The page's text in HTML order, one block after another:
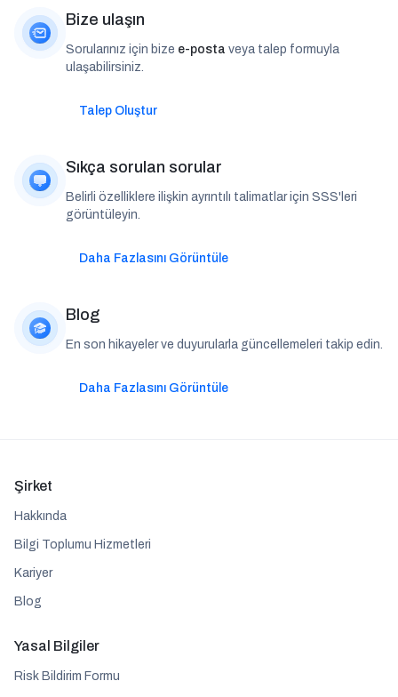
Bize ulaşın
Sorularınız için bize e-posta veya talep formuyla
ulaşabilirsiniz.
Talep Oluştur
Sıkça sorulan sorular
Belirli özelliklere ilişkin ayrıntılı talimatlar için SSS'leri
görüntüleyin.
Daha Fazlasını Görüntüle
Blog
En son hikayeler ve duyurularla güncellemeleri takip edin.
Daha Fazlasını Görüntüle
Şirket
Hakkında
Bilgi Toplumu Hizmetleri
Kariyer
Blog
Yasal Bilgiler
Risk Bildirim Formu